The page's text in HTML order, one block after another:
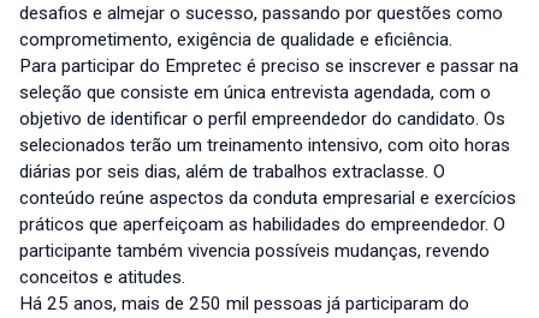
desafios e almejar o sucesso, passando por questões como
comprometimento, exigência de qualidade e eficiência.
Para participar do Empretec é preciso se inscrever e passar na
seleção que consiste em única entrevista agendada, com o
objetivo de identificar o perfil empreendedor do candidato. Os
selecionados terão um treinamento intensivo, com oito horas
diárias por seis dias, além de trabalhos extraclasse. O
conteúdo reúne aspectos da conduta empresarial e exercícios
práticos que aperfeiçoam as habilidades do empreendedor. O
participante também vivencia possíveis mudanças, revendo
conceitos e atitudes.
Há 25 anos, mais de 250 mil pessoas já participaram do